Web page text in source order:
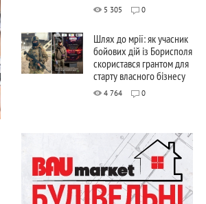
5 305 0
Шлях до мрії: як учасник
бойових дій із Борисполя
скористався грантом для
старту власного бізнесу
4 764 0